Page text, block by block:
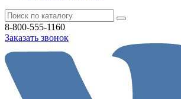
8-800-555-1160
Заказать звонок